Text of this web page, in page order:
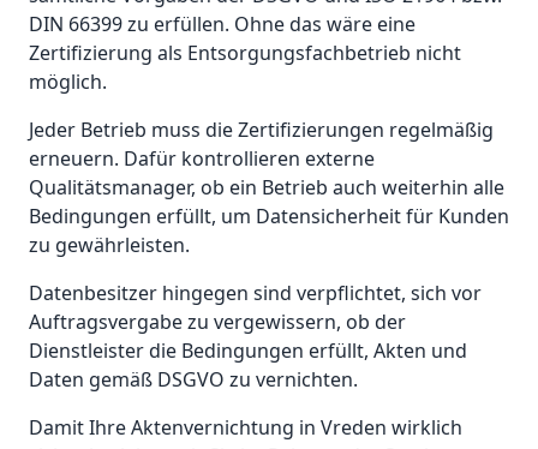
DIN 66399 zu erfüllen. Ohne das wäre eine
Zertifizierung als Entsorgungsfachbetrieb nicht
möglich.
Jeder Betrieb muss die Zertifizierungen regelmäßig
erneuern. Dafür kontrollieren externe
Qualitätsmanager, ob ein Betrieb auch weiterhin alle
Bedingungen erfüllt, um Datensicherheit für Kunden
zu gewährleisten.
Datenbesitzer hingegen sind verpflichtet, sich vor
Auftragsvergabe zu vergewissern, ob der
Dienstleister die Bedingungen erfüllt, Akten und
Daten gemäß DSGVO zu vernichten.
Damit Ihre Aktenvernichtung in Vreden wirklich